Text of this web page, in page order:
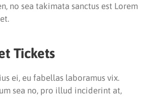
no sea takimata sanctus est Lorem
Tickets
ei, eu fabellas laboramus vix.
sea no, pro illud inciderint at,